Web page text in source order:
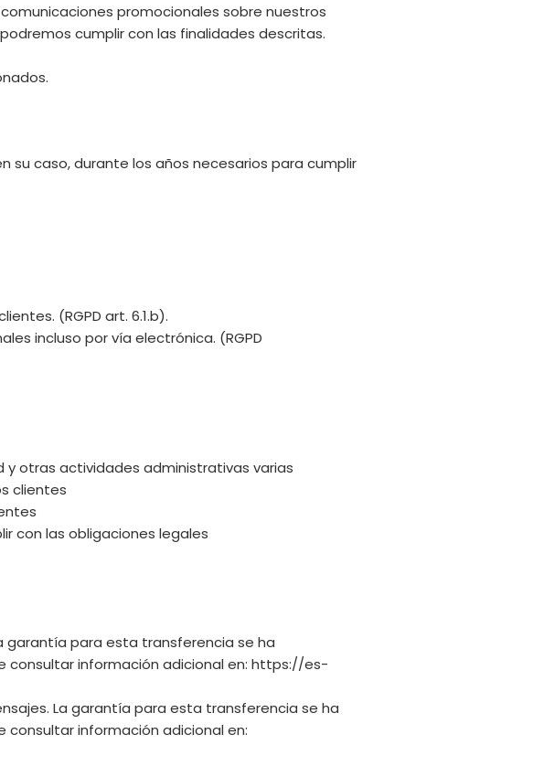
promocionales sobre nuestros
cumplir con las finalidades descritas.
su caso, durante los años necesarios para cumplir
(RGPD art. 6.1.b).
incluso por vía electrónica. (RGPD
y otras actividades administrativas varias
clientes
con las obligaciones legales
garantía para esta transferencia se ha
consultar información adicional en: https://es-
La garantía para esta transferencia se ha
información adicional en: